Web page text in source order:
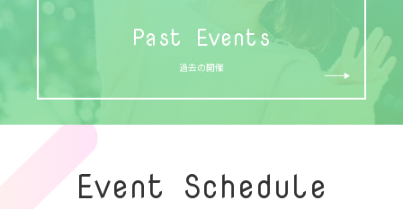
Past Events
過去の開催
Event Schedule